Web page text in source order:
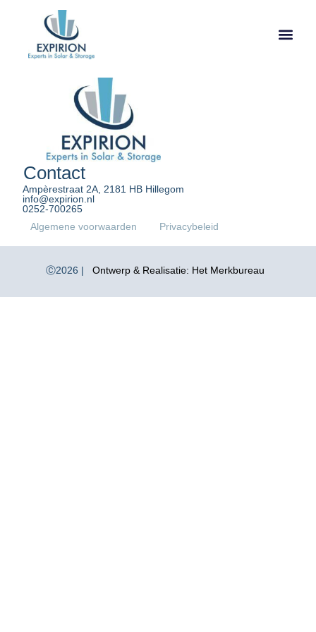
Contact
Ampèrestraat 2A, 2181 HB Hillegom
info@expirion.nl
0252-700265
Algemene voorwaarden
Privacybeleid
Ⓒ2026 | Ontwerp & Realisatie: Het Merkbureau